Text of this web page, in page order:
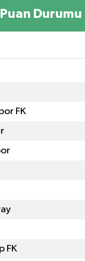
Durumu
FK
FK